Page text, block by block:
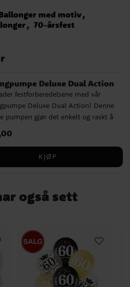
med motiv
70-årsfest
Deluxe Dual Action
festforberedelsene med vår
Deluxe Dual Action! Denne
pumpen gjør det enkelt og raskt å
mange ballonger, og den
i ulike farger som selges usortert.
eller andre spesielle
39,00
KJØP
også sett